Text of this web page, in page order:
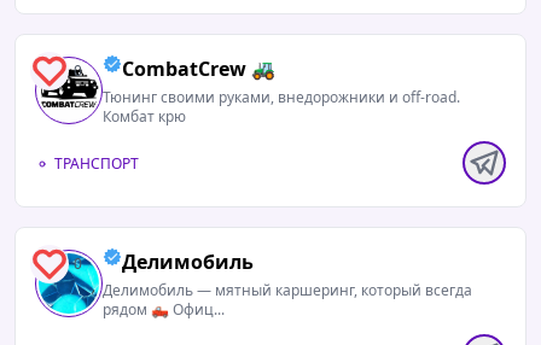
0 CombatCrew 🚜
Тюнинг своими руками, внедорожники и off-road.
Комбат крю
ТРАНСПОРТ
0 Делимобиль
Делимобиль — мятный каршеринг, который всегда
рядом 🛻 Офиц...